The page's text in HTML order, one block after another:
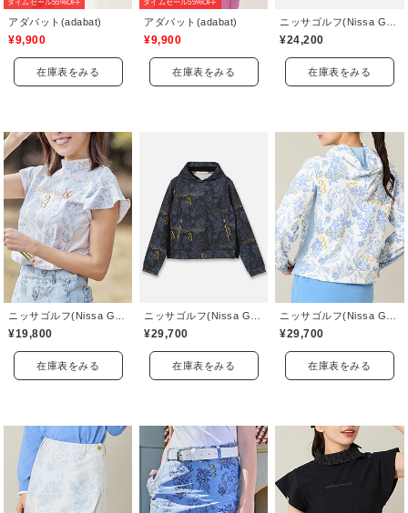
アダバット(adabat)
¥9,900
在庫表をみる
アダバット(adabat)
¥9,900
在庫表をみる
¥24,200
在庫表をみる
¥19,800
在庫表をみる
¥29,700
在庫表をみる
¥29,700
在庫表をみる